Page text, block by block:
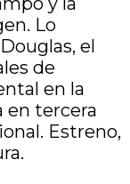
Lo
el
de
en la
en tercera
Estreno,